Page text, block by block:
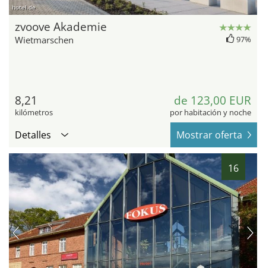
hotel.de
zvoove Akademie
Wietmarschen 97%
8,21
kilómetros
de 123,00 EUR
por habitación y noche
Detalles Mostrar oferta
16